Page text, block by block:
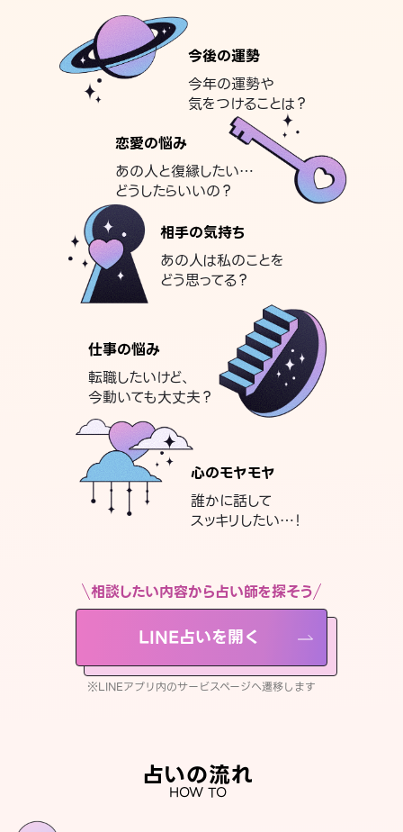
今後の運勢
今年の運勢や
気をつけることは？
恋愛の悩み
あの人と復縁したい…
どうしたらいいの？
相手の気持ち
あの人は私のことを
どう思ってる？
仕事の悩み
転職したいけど、
今動いても大丈夫？
心のモヤモヤ
誰かに話して
スッキリしたい…！
相談したい内容から占い師を探そう
LINE占いを開く
※LINEアプリ内のサービスページへ遷移します
占いの流れ
HOW TO